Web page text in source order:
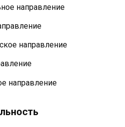
направление
направление
направление